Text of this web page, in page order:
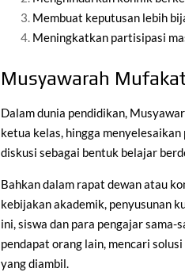
Membuat keputusan lebih
Meningkatkan partisipasi
Musyawarah
Dalam dunia pendidikan,
ketua kelas, hingga
diskusi sebagai bentuk belajar
Bahkan dalam rapat dewan atau
kebijakan akademik, penyusunan
ini, siswa dan para pengajar
pendapat orang lain, mencari
yang diambil.